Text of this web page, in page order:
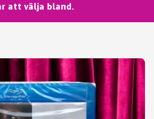
att välja bland.